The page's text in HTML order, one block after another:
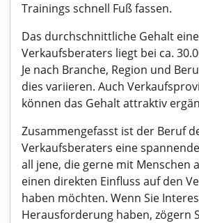
Trainings schnell Fuß fassen.
Das durchschnittliche Gehalt
Verkaufsberaters liegt bei ca.
Je nach Branche, Region und
dies variieren. Auch
können das Gehalt attraktiv
Zusammengefasst ist der Beruf
Verkaufsberaters eine
all jene, die gerne mit Menschen
einen direkten Einfluss auf den
haben möchten. Wenn Sie
Herausforderung haben, zögern